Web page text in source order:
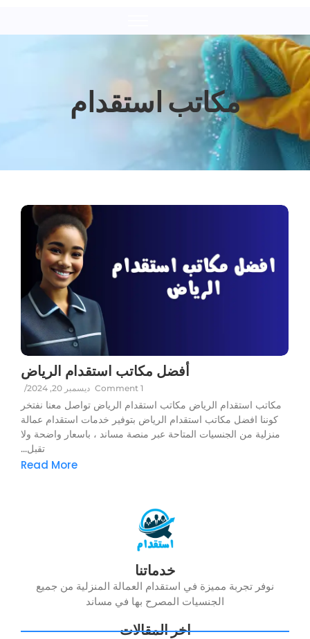
مكاتب استقدام
أفضل مكاتب استقدام الرياض
ديسمبر 20, 2024 / 1 Comment
مكاتب استقدام الرياض مكاتب استقدام الرياض تواصل معنا نفتخر
كوننا افضل مكاتب استقدام الرياض بتوفير خدمات استقدام عمالة
منزلية من الجنسيات المتاحة عبر منصة مساند ، باسعار واضحة ولا
تقبل...
Read More
خدماتنا
نوفر تجربة مميزة في استقدام العمالة المنزلية من جميع
الجنسيات المصرح بها في مساند
اخر المقالات